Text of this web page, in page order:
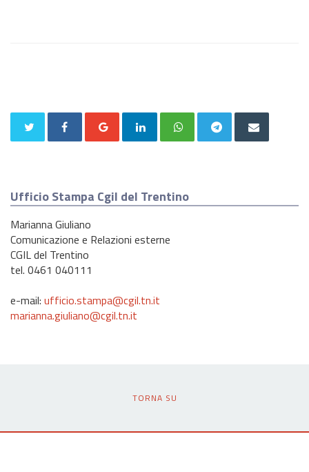
Ufficio Stampa Cgil del Trentino
Marianna Giuliano
Comunicazione e Relazioni esterne
CGIL del Trentino
tel. 0461 040111
e-mail: ufficio.stampa@cgil.tn.it
marianna.giuliano@cgil.tn.it
TORNA SU